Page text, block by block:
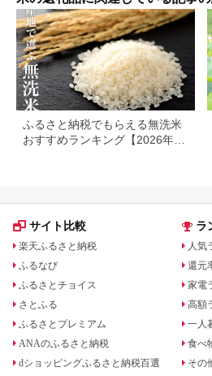
1G03301
ふるさと納税でもらえる無洗米
おすすめランキング【2026年最
サイト比較
楽天ふるさと納税
ふるなび
ふるさとチョイス
さとふる
ふるさとプレミアム
ANAのふるさと納税
dショッピングふるさと納税百選
ラ
人気
還元
家電
高額
一人
食べ
その